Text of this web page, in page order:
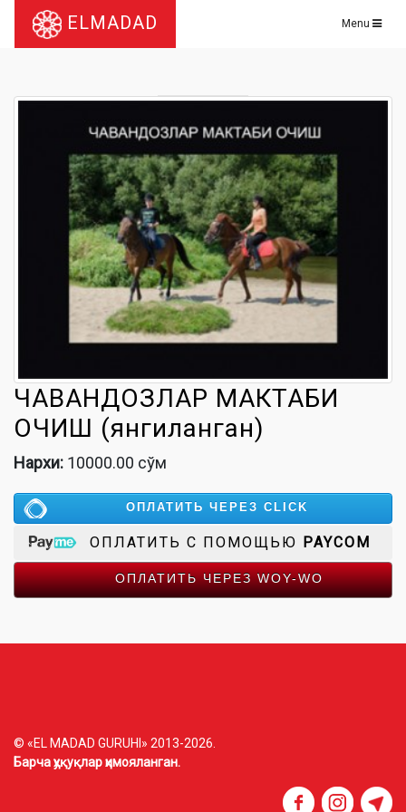
ELMADAD Menu
ЧАВАНДОЗЛАР МАКТАБИ
ОЧИШ (янгиланган)
Нархи: 10000.00 сўм
ОПЛАТИТЬ ЧЕРЕЗ CLICK
ОПЛАТИТЬ С ПОМОЩЬЮ PAYCOM
ОПЛАТИТЬ ЧЕРЕЗ WOY-WO
© «EL MADAD GURUHI» 2013-2026.
Барча ҳуқуқлар ҳимояланган.